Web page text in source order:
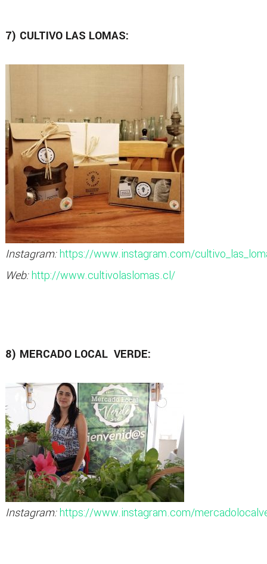
7) CULTIVO LAS LOMAS:
Instagram:https://www.instagram.com/
Web:http://www.cultivolaslomas.cl/
8) MERCADO LOCAL VERDE:
Instagram:https://www.instagram.com/